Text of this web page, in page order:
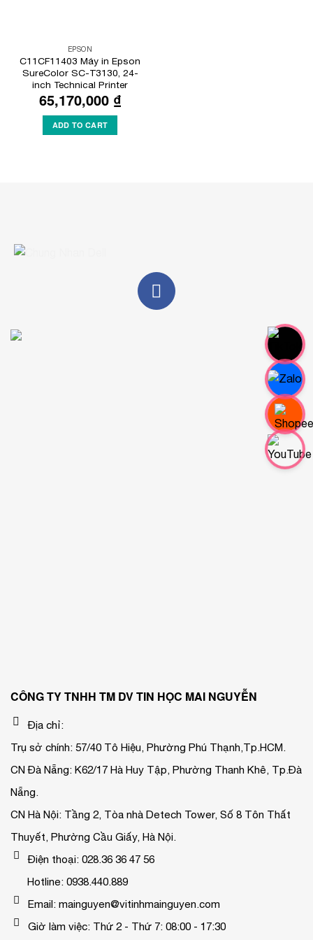
EPSON
C11CF11403 Máy in Epson
SureColor SC-T3130, 24-
inch Technical Printer
65,170,000 ₫
ADD TO CART
CÔNG TY TNHH TM DV TIN HỌC MAI NGUYỄN
Địa chỉ:
Trụ sở chính: 57/40 Tô Hiệu, Phường Phú Thạnh,Tp.HCM.
CN Đà Nẵng: K62/17 Hà Huy Tập, Phường Thanh Khê, Tp.Đà
Nẵng.
CN Hà Nội: Tầng 2, Tòa nhà Detech Tower, Số 8 Tôn Thất
Thuyết, Phường Cầu Giấy, Hà Nội.
Điện thoại: 028.36 36 47 56
Hotline: 0938.440.889
Email: mainguyen@vitinhmainguyen.com
Giờ làm việc: Thứ 2 - Thứ 7: 08:00 - 17:30